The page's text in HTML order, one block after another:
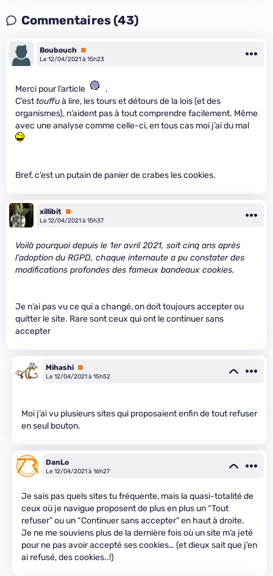
Commentaires (43)
Boubouch Premium
Le 12/04/2021 à 15h23
Merci pour l’article
.
C’esttouffuà lire, les tours et détours de la lois (et des
organismes), n’aident pas à tout comprendre facilement. Même
avec une analyse comme celle-ci, en tous cas moi j’ai du mal
Bref, c’est un putain de panier de crabes les cookies.
xillibit Premium
Le 12/04/2021 à 15h37
Voilà pourquoi depuis le 1er avril 2021, soit cinq ans après
l’adoption du RGPD, chaque internaute a pu constater des
modifications profondes des fameux bandeaux cookies.
Je n’ai pas vu ce qui a changé, on doit toujours accepter ou
quitter le site. Rare sont ceux qui ont le continuer sans
accepter
Mihashi Premium
Le 12/04/2021 à 15h52
Moi j’ai vu plusieurs sites qui proposaient enfin de tout refuser
en seul bouton.
DanLo
Le 12/04/2021 à 16h27
Je sais pas quels sites tu fréquente, mais la quasi-totalité de
ceux où je navigue proposent de plus en plus un “Tout
refuser” ou un “Continuer sans accepter” en haut à droite.
Je ne me souviens plus de la dernière fois où un site m’a jeté
pour ne pas avoir accepté ses cookies… (et dieux sait que j’en
ai refusé, des cookies..!)